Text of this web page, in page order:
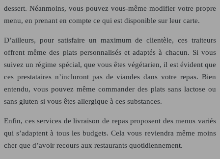
dessert. Néanmoins, vous pouvez vous-même modifier votre propre
menu, en prenant en compte ce qui est disponible sur leur carte.
D’ailleurs, pour satisfaire un maximum de clientèle, ces traiteurs
offrent même des plats personnalisés et adaptés à chacun. Si vous
suivez un régime spécial, que vous êtes végétarien, il est évident que
ces prestataires n’incluront pas de viandes dans votre repas. Bien
entendu, vous pouvez même commander des plats sans lactose ou
sans gluten si vous êtes allergique à ces substances.
Enfin, ces services de livraison de repas proposent des menus variés
qui s’adaptent à tous les budgets. Cela vous reviendra même moins
cher que d’avoir recours aux restaurants quotidiennement.